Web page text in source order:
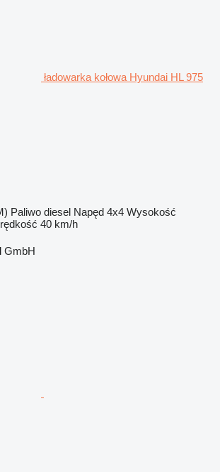
ładowarka kołowa Hyundai HL 975
Paliwo diesel Napęd 4x4 Wysokość
40 km/h
GmbH